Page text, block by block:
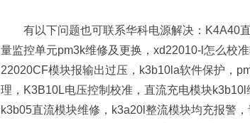
有以下问题也可联系华科电源解决：K4A40
量监控单元pm3k维修及更换，xd22010-l怎么校
22020CF模块报输出过压，k3b10la软件保护，
理，K3B10L电压控制校准，直流充电模块
k3b05直流模块维修，k3a20l整流模块均充报警